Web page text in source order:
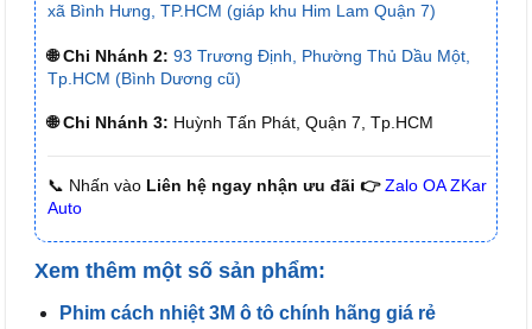
xã Bình Hưng, TP.HCM (giáp khu Him Lam Quận 7)
🌐 Chi Nhánh 2: 93 Trương Định, Phường Thủ Dầu Một,
Tp.HCM (Bình Dương cũ)
🌐 Chi Nhánh 3: Huỳnh Tấn Phát, Quận 7, Tp.HCM
📞 Nhấn vào Liên hệ ngay nhận ưu đãi 👉 Zalo OA ZKar
Auto
Xem thêm một số sản phẩm:
Phim cách nhiệt 3M ô tô chính hãng giá rẻ